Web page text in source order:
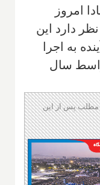
امروز
دارد این
به اجرا
سال
مطلب پس از این